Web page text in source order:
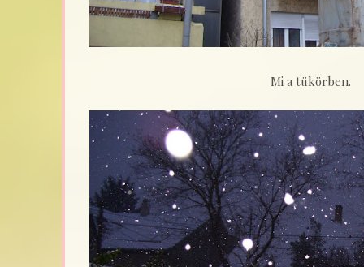
Mi a tükörben.